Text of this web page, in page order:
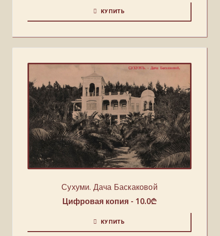
КУПИТЬ
Сухуми. Дача Баскаковой
Цифровая копия - 10.0₾
КУПИТЬ